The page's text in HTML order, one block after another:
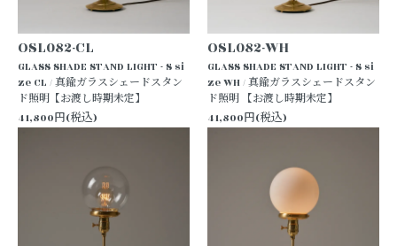
OSL082-CL
GLASS SHADE STAND LIGHT - S si
ze CL / 真鍮ガラスシェードスタン
ド照明【お渡し時期未定】
41,800円(税込)
OSL082-WH
GLASS SHADE STAND LIGHT - S si
ze WH / 真鍮ガラスシェードスタン
ド照明 【お渡し時期未定】
41,800円(税込)